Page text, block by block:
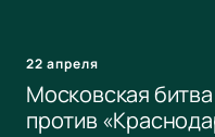
22 апреля
Московская
против